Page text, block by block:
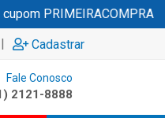
PRIMEIRACOMPRA
| Cadastrar
Fale Conosco
2121-8888